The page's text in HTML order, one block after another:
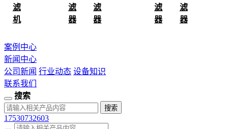
滤
机
滤
器
滤
器
滤
器
滤
器
案例中心
新闻中心
公司新闻 行业动态 设备知识
联系我们
搜索
17530732603